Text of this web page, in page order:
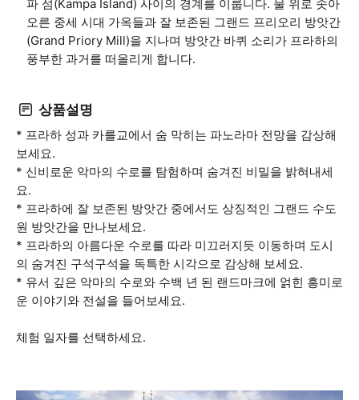
파 섬(Kampa Island) 사이의 경계를 이룹니다. 물 위로 솟아
오른 중세 시대 가옥들과 잘 보존된 그랜드 프리오리 방앗간
(Grand Priory Mill)을 지나며 방앗간 바퀴 소리가 프라하의
풍부한 과거를 떠올리게 합니다.
상품설명
* 프라하 성과 카를교에서 숨 막히는 파노라마 전망을 감상해
보세요.
* 신비로운 악마의 수로를 탐험하며 숨겨진 비밀을 밝혀내세
요.
* 프라하에 잘 보존된 방앗간 중에서도 상징적인 그랜드 수도
원 방앗간을 만나보세요.
* 프라하의 아름다운 수로를 따라 미끄러지듯 이동하며 도시
의 숨겨진 구석구석을 독특한 시각으로 감상해 보세요.
* 유서 깊은 악마의 수로와 수백 년 된 랜드마크에 얽힌 흥미로
운 이야기와 전설을 들어보세요.
체험 일자를 선택하세요.